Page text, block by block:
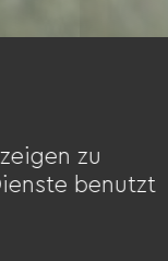
zu
benutzt